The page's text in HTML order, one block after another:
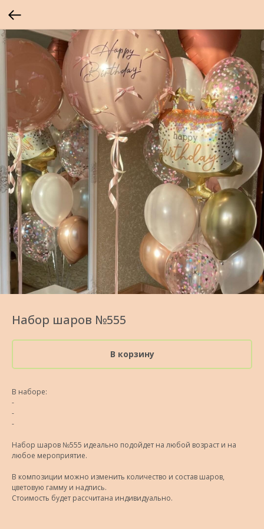
Набор шаров №555
В корзину
В наборе:
-
-
-
Набор шаров №555 идеально подойдет на любой возраст и на
любое мероприятие.
В композиции можно изменить количество и состав шаров,
цветовую гамму и надпись.
Стоимость будет рассчитана индивидуально.